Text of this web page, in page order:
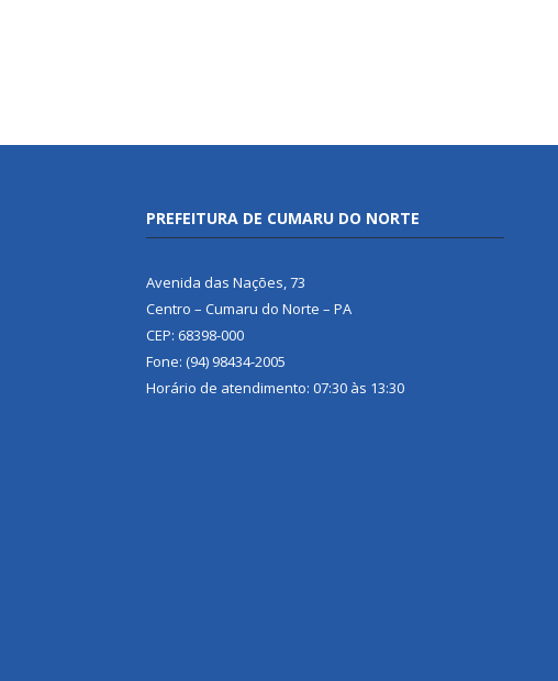
PREFEITURA DE CUMARU DO NORTE
Avenida das Nações, 73
Centro – Cumaru do Norte – PA
CEP: 68398-000
Fone: (94) 98434-2005
Horário de atendimento: 07:30 às 13:30